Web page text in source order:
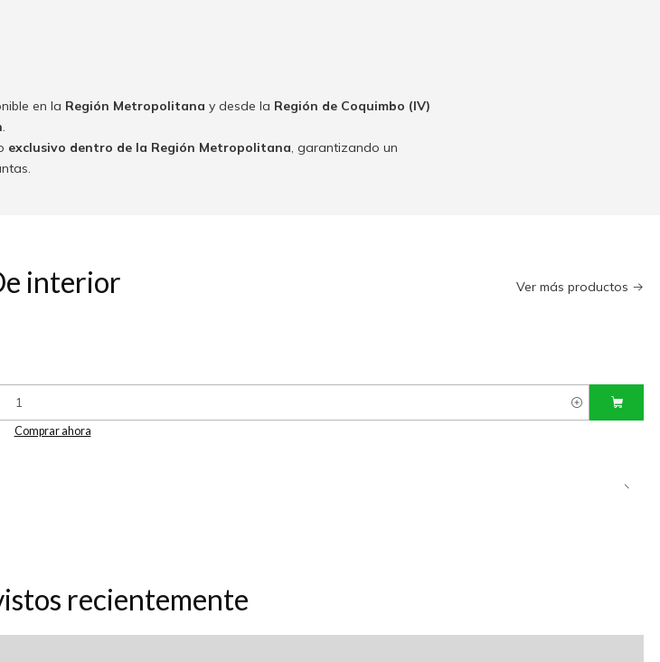
en la Región Metropolitana y desde la Región de Coquimbo (IV)
.
exclusivo dentro de la Región Metropolitana, garantizando un
interior Ver más productos
Comprar ahora
recientemente